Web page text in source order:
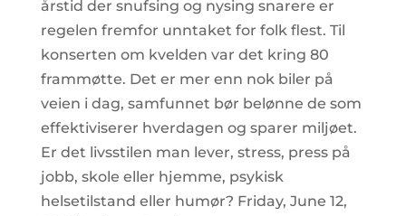
årstid der snufsing og nysing snarere er
regelen fremfor unntaket for folk flest. Til
konserten om kvelden var det kring 80
frammøtte. Det er mer enn nok biler på
veien i dag, samfunnet bør belønne de som
effektiviserer hverdagen og sparer miljøet.
Er det livsstilen man lever, stress, press på
jobb, skole eller hjemme, psykisk
helsetilstand eller humør? Friday, June 12,